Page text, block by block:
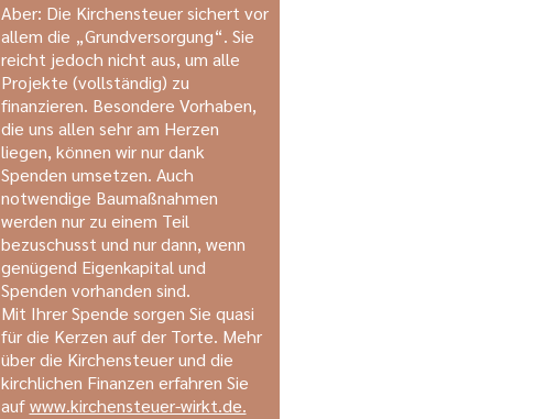
Aber: Die Kirchensteuer sichert vor
allem die „Grundversorgung“. Sie
reicht jedoch nicht aus, um alle
Projekte (vollständig) zu
finanzieren. Besondere Vorhaben,
die uns allen sehr am Herzen
liegen, können wir nur dank
Spenden umsetzen. Auch
notwendige Baumaßnahmen
werden nur zu einem Teil
bezuschusst und nur dann, wenn
genügend Eigenkapital und
Spenden vorhanden sind.
Mit Ihrer Spende sorgen Sie quasi
für die Kerzen auf der Torte. Mehr
über die Kirchensteuer und die
kirchlichen Finanzen erfahren Sie
aufwww.kirchensteuer-wirkt.de.